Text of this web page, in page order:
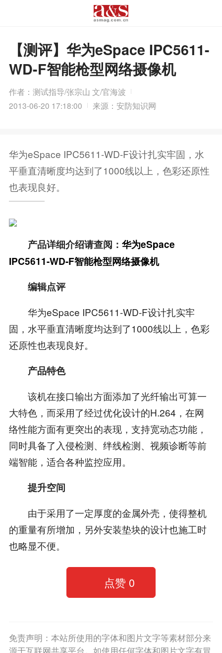
【测评】华为eSpace IPC5611-
WD-F智能枪型网络摄像机
作者：测试指导/张宗山 文/官海波
2013-06-20 17:18:00
来源：安防知识网
华为eSpace IPC5611-WD-F设计扎实牢固，水
平垂直清晰度均达到了1000线以上，色彩还原性
也表现良好。
产品详细介绍请查阅： 华为eSpace
IPC5611-WD-F智能枪型网络摄像机
编辑点评
华为eSpace IPC5611-WD-F设计扎实牢
固，水平垂直清晰度均达到了1000线以上，色彩
还原性也表现良好。
产品特色
该机在接口输出方面添加了光纤输出可算一
大特色，而采用了经过优化设计的H.264，在网
络性能方面有更突出的表现，支持宽动态功能，
同时具备了入侵检测、绊线检测、视频诊断等前
端智能，适合各种监控应用。
提升空间
由于采用了一定厚度的金属外壳，使得整机
的重量有所增加，另外安装垫块的设计也施工时
也略显不便。
点赞 0
免责声明：本站所使用的字体和图片文字等素材部分来
源于互联网共享平台。如使用任何字体和图片文字有冒